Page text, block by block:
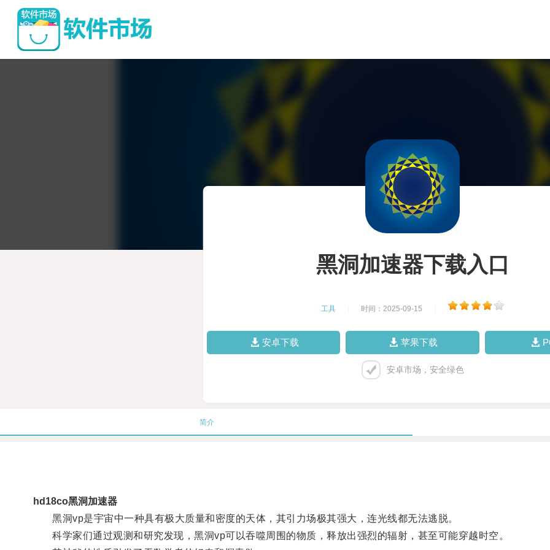
黑洞加速器下载入口
工具 时间：2025-09-15
安卓下载 苹果下载
安卓市场，安全绿色
简介
hd18co黑洞加速器
黑洞vp是宇宙中一种具有极大质量和密度的天体，其引力场极其强大，连光线都无法逃脱。
科学家们通过观测和研究发现，黑洞vp可以吞噬周围的物质，释放出强烈的辐射，甚至可能穿越时空。